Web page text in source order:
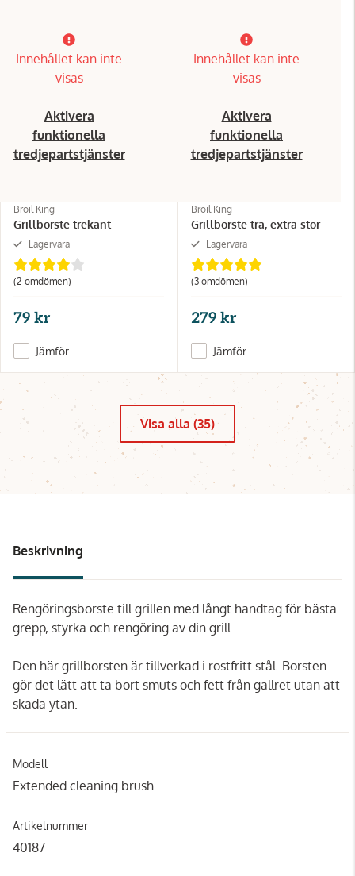
Innehållet kan inte
visas
Aktivera
funktionella
tredjepartstjänster
Broil King
Grillborste trekant
Lagervara
(2 omdömen)
79 kr
Jämför
Innehållet kan inte
visas
Aktivera
funktionella
tredjepartstjänster
Broil King
Grillborste trä, extra stor
Lagervara
(3 omdömen)
279 kr
Jämför
Visa alla (35)
Beskrivning
Rengöringsborste till grillen med långt handtag för bästa
grepp, styrka och rengöring av din grill.
Den här grillborsten är tillverkad i rostfritt stål. Borsten
gör det lätt att ta bort smuts och fett från gallret utan att
skada ytan.
Modell
Extended cleaning brush
Artikelnummer
40187